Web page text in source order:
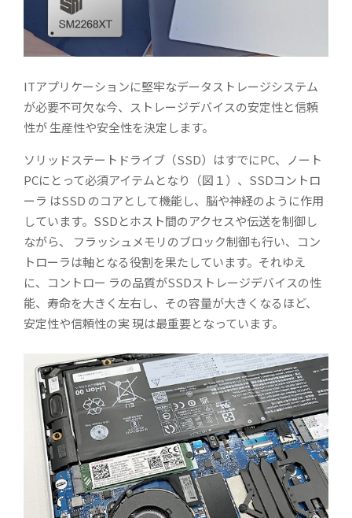
ITアプリケーションに堅牢なデータストレージシステム
が必要不可欠な今、ストレージデバイスの安定性と信頼
性が 生産性や安全性を決定します。
ソリッドステートドライブ（SSD）はすでにPC、ノート
PCにとって必須アイテムとなり（図１）、SSDコントロ
ーラ はSSD のコアとして機能し、脳や神経のように作用
しています。SSDとホスト間のアクセスや伝送を制御し
ながら、 フラッシュメモリのブロック制御も行い、コン
トローラは軸となる役割を果たしています。それゆえ
に、コントロー ラの品質がSSDストレージデバイスの性
能、寿命を大きく左右し、その容量が大きくなるほど、
安定性や信頼性の実 現は最重要となっています。